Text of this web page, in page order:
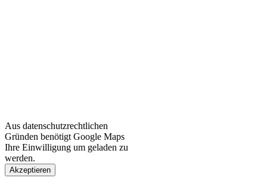
Aus datenschutzrechtlichen
Gründen benötigt Google Maps
Ihre Einwilligung um geladen zu
werden.
Akzeptieren